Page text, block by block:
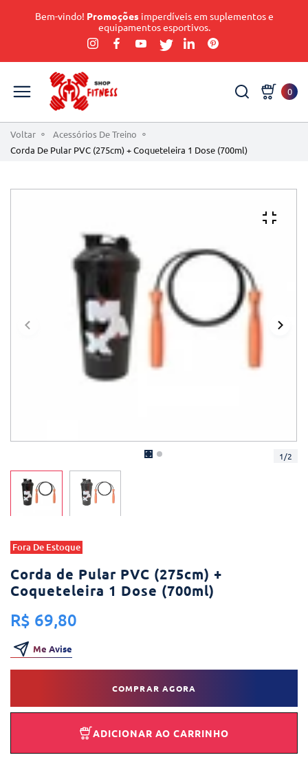
Bem-vindo! Promoçõesimperdíveis em suplementos e
equipamentos esportivos.
0
Voltar
Acessórios De Treino
Corda De Pular PVC (275cm) + Coqueteleira 1 Dose (700ml)
1/2
Fora De Estoque
Corda de Pular PVC (275cm) +
Coqueteleira 1 Dose (700ml)
R$ 69,80
Me Avise
COMPRAR AGORA
ADICIONAR AO CARRINHO